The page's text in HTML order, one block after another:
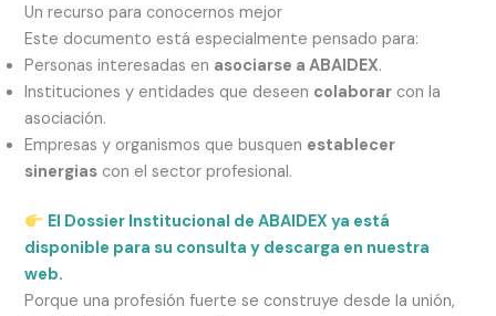
Un recurso para conocernos mejor
Este documento está especialmente pensado para:
Personas interesadas en asociarse a ABAIDEX.
Instituciones y entidades que deseen colaborar con la
asociación.
Empresas y organismos que busquen establecer
sinergias con el sector profesional.
El Dossier Institucional de ABAIDEX ya está
disponible para su consulta y descarga en nuestra
web.
Porque una profesión fuerte se construye desde la unión,